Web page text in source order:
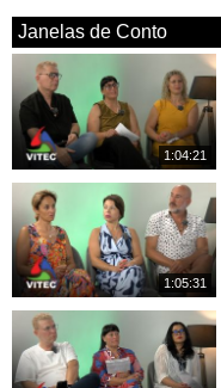
Janelas de Conto
1:04:21
1:05:31